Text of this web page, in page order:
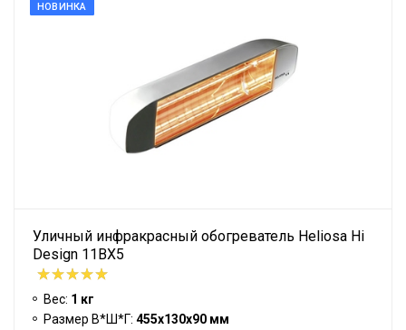
НОВИНКА
Уличный инфракрасный обогреватель Heliosa Hi
Design 11BX5
Вес: 1 кг
Размер В*Ш*Г: 455х130х90 мм